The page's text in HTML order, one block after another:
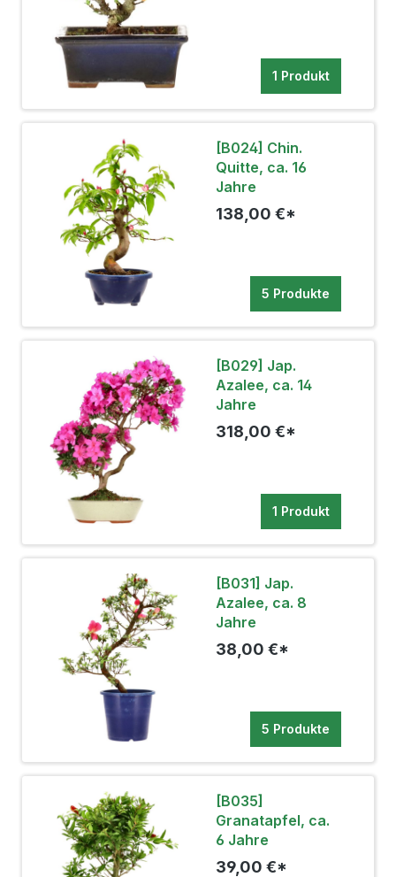
1 Produkt
[B024] Chin.
Quitte, ca. 16
Jahre
138,00 €*
5 Produkte
[B029] Jap.
Azalee, ca. 14
Jahre
318,00 €*
1 Produkt
[B031] Jap.
Azalee, ca. 8
Jahre
38,00 €*
5 Produkte
[B035]
Granatapfel, ca.
6 Jahre
39,00 €*